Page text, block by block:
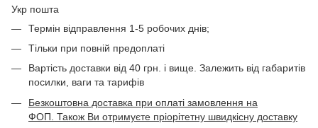
Укр пошта
Термін відправлення 1-5 робочих днів;
Тільки при повній предоплаті
Вартість доставки від 40 грн. і вище. Залежить від габаритів
посилки, ваги та тарифів
Безкоштовна доставка при оплаті замовлення на
ФОП. Також Ви отримуєте пріорітетну швидкісну доставку